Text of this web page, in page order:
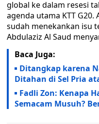
global ke dalam resesi
agenda utama KTT
sudah menekankan isu
Abdulaziz Al Saud
Baca Juga:
Ditangkap karena
Ditahan di Sel Pria
Fadli Zon: Kenapa
Semacam Musuh?